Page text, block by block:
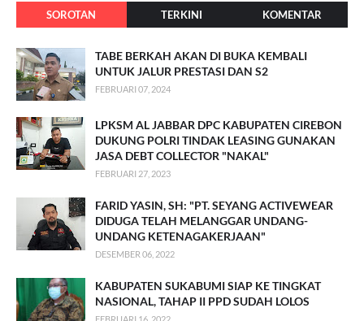
SOROTAN TERKINI KOMENTAR
TABE BERKAH AKAN DI BUKA KEMBALI
UNTUK JALUR PRESTASI DAN S2
FEBRUARI 07, 2024
LPKSM AL JABBAR DPC KABUPATEN CIREBON
DUKUNG POLRI TINDAK LEASING GUNAKAN
JASA DEBT COLLECTOR "NAKAL"
FEBRUARI 27, 2023
FARID YASIN, SH: "PT. SEYANG ACTIVEWEAR
DIDUGA TELAH MELANGGAR UNDANG-
UNDANG KETENAGAKERJAAN"
DESEMBER 06, 2022
KABUPATEN SUKABUMI SIAP KE TINGKAT
NASIONAL, TAHAP II PPD SUDAH LOLOS